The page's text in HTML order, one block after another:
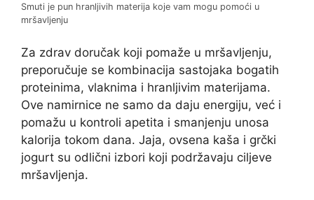
Smuti je pun hranljivih materija koje vam mogu pomoći u
mršavljenju
Za zdrav doručak koji pomaže u mršavljenju,
preporučuje se kombinacija sastojaka bogatih
proteinima, vlaknima i hranljivim materijama.
Ove namirnice ne samo da daju energiju, već i
pomažu u kontroli apetita i smanjenju unosa
kalorija tokom dana. Jaja, ovsena kaša i grčki
jogurt su odlični izbori koji podržavaju ciljeve
mršavljenja.